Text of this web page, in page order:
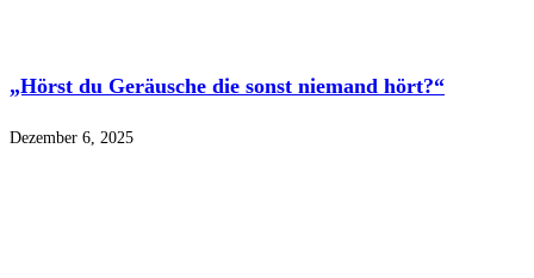
„Hörst du Geräusche die sonst niemand hört?“
Dezember 6, 2025